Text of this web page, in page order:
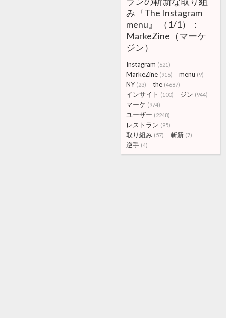
み『The Instagram
menu』 （1/1）：
MarkeZine（マーケ
ジン）
Instagram (621)
MarkeZine (916) menu (9)
NY (23) the (4687)
インサイト (100) ジン (944)
マーケ (974)
ユーザー (2248)
レストラン (95)
取り組み (57) 斬新 (7)
逆手 (4)